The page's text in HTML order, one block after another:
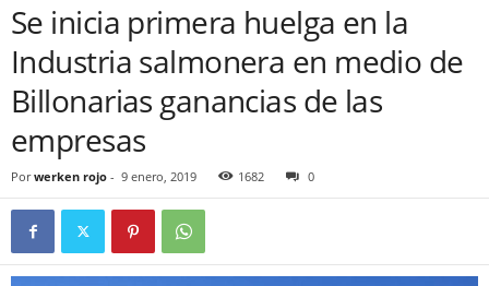
Se inicia primera huelga en la
Industria salmonera en medio de
Billonarias ganancias de las
empresas
Por werken rojo - 9 enero, 2019 1682 0